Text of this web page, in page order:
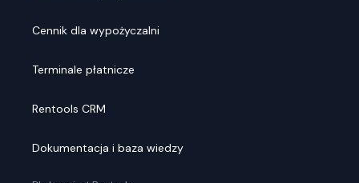
Cennik dla wypożyczalni
Terminale płatnicze
Rentools CRM
Dokumentacja i baza wiedzy